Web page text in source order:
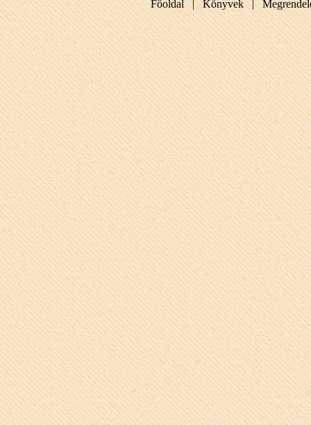
Főoldal | Könyvek |